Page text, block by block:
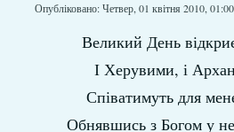
Опубліковано: Четвер, 01 квітня 2010, 01:00
Великий День
І Херувими, і
Співатимуть для
Обнявшись з Богом у